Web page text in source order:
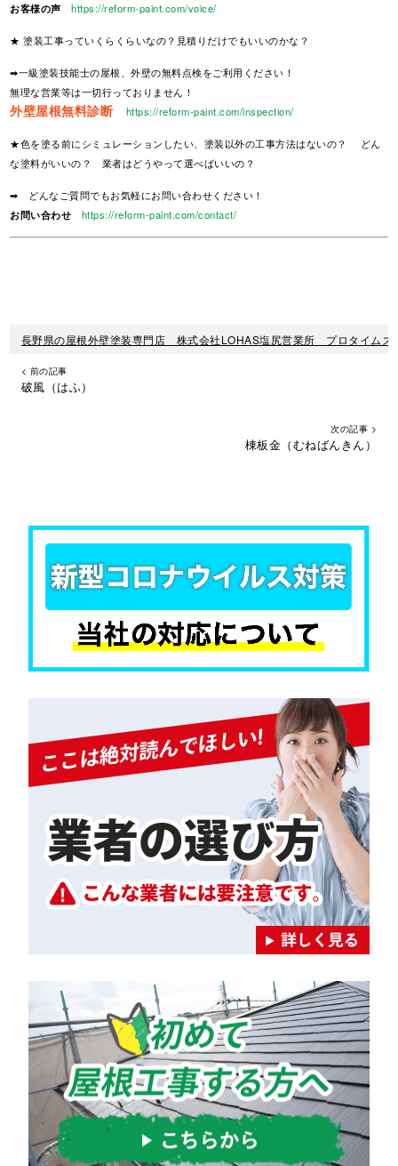
お客様の声
https://reform-paint.com/voice/
★ 塗装工事っていくらくらいなの？見積りだけでもいいのかな？
➡一級塗装技能士の屋根、外壁の無料点検をご利用ください！
無理な営業等は一切行っておりません！
外壁屋根無料診断 https://reform-paint.com/inspection/
★色を塗る前にシミュレーションしたい、塗装以外の工事方法はないの？ どん
な塗料がいいの？ 業者はどうやって選べばいいの？
➡ どんなご質問でもお気軽にお問い合わせください！
お問い合わせ
https://reform-paint.com/contact/
長野県の屋根外壁塗装専門店 株式会社LOHAS塩尻営業所 プロタイムズ
< 前の記事
破風（はふ）
次の記事 >
棟板金（むねばんきん）